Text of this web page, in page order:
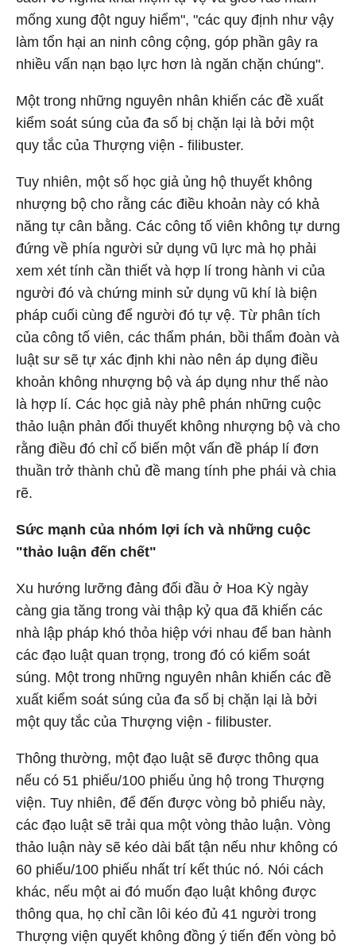
mống xung đột nguy hiểm", "các quy định như vậy
làm tổn hại an ninh công cộng, góp phần gây ra
nhiều vấn nạn bạo lực hơn là ngăn chặn chúng".
Một trong những nguyên nhân khiến các đề xuất
kiểm soát súng của đa số bị chặn lại là bởi một
quy tắc của Thượng viện - filibuster.
Tuy nhiên, một số học giả ủng hộ thuyết không
nhượng bộ cho rằng các điều khoản này có khả
năng tự cân bằng. Các công tố viên không tự dưng
đứng về phía người sử dụng vũ lực mà họ phải
xem xét tính cần thiết và hợp lí trong hành vi của
người đó và chứng minh sử dụng vũ khí là biện
pháp cuối cùng để người đó tự vệ. Từ phân tích
của công tố viên, các thẩm phán, bồi thẩm đoàn và
luật sư sẽ tự xác định khi nào nên áp dụng điều
khoản không nhượng bộ và áp dụng như thế nào
là hợp lí. Các học giả này phê phán những cuộc
thảo luận phản đối thuyết không nhượng bộ và cho
rằng điều đó chỉ cố biến một vấn đề pháp lí đơn
thuần trở thành chủ đề mang tính phe phái và chia
rẽ.
Sức mạnh của nhóm lợi ích và những cuộc
"thảo luận đến chết"
Xu hướng lưỡng đảng đối đầu ở Hoa Kỳ ngày
càng gia tăng trong vài thập kỷ qua đã khiến các
nhà lập pháp khó thỏa hiệp với nhau để ban hành
các đạo luật quan trọng, trong đó có kiểm soát
súng. Một trong những nguyên nhân khiến các đề
xuất kiểm soát súng của đa số bị chặn lại là bởi
một quy tắc của Thượng viện - filibuster.
Thông thường, một đạo luật sẽ được thông qua
nếu có 51 phiếu/100 phiếu ủng hộ trong Thượng
viện. Tuy nhiên, để đến được vòng bỏ phiếu này,
các đạo luật sẽ trải qua một vòng thảo luận. Vòng
thảo luận này sẽ kéo dài bất tận nếu như không có
60 phiếu/100 phiếu nhất trí kết thúc nó. Nói cách
khác, nếu một ai đó muốn đạo luật không được
thông qua, họ chỉ cần lôi kéo đủ 41 người trong
Thượng viện quyết không đồng ý tiến đến vòng bỏ